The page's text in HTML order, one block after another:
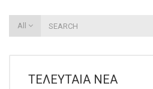
All
ΤΕΛΕΥΤΑΊΑ ΝΈΑ